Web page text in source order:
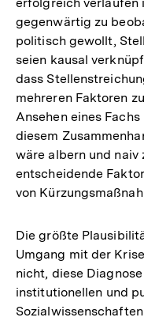
gegenwärtig zu
politisch gewollt,
seien kausal
dass
mehreren Faktoren
Ansehen eines
diesem
wäre albern und naiv
entscheidende
von
Die größte
Umgang mit der
nicht, diese
institutionellen und